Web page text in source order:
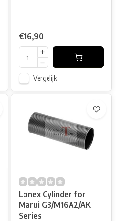
€16,90
Vergelijk
Lonex Cylinder for
Marui G3/M16A2/AK
Series